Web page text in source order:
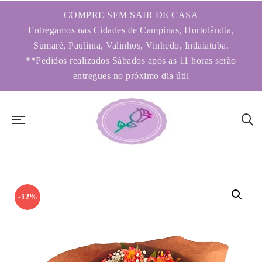
COMPRE SEM SAIR DE CASA
Entregamos nas Cidades de Campinas, Hortolândia,
Sumaré, Paulínia, Valinhos, Vinhedo, Indaiatuba.
**Pedidos realizados Sábados após as 11 horas serão
entregues no próximo dia útil
-12%